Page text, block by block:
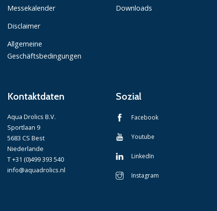
Messekalender
Disclaimer
Allgemeine
Geschäftsbedingungen
Downloads
Kontaktdaten
Aqua Drolics B.V.
Sportlaan 9
5683 CS Best
Niederlande
T +31 (0)499 393 540
info@aquadrolics.nl
Sozial
Facebook
Youtube
LinkedIn
Instagram